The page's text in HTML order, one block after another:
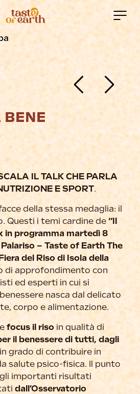
BENE
IL TALK CHE PARLA
E SPORT.
della stessa medaglia: il
Questi i temi cardine de “Il
in programma martedì 8
Palariso – Taste of Earth The
del Riso di Isola della
di approfondimento con
ed esperti in cui si
nasca dal delicato
corpo e alimentazione.
focus il riso in qualità di
il benessere di tutti, dagli
grado di contribuire in
salute psico-fisica. Il punto
importanti risultati
dall’Osservatorio